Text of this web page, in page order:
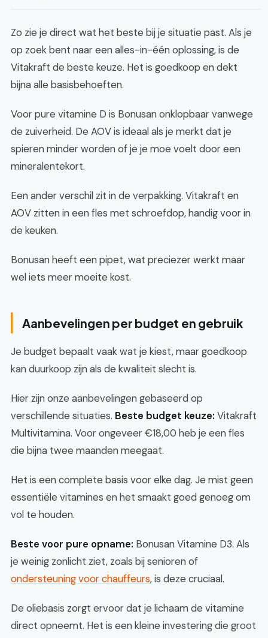
Zo zie je direct wat het beste bij je situatie past. Als je
op zoek bent naar een alles-in-één oplossing, is de
Vitakraft de beste keuze. Het is goedkoop en dekt
bijna alle basisbehoeften.
Voor pure vitamine D is Bonusan onklopbaar vanwege
de zuiverheid. De AOV is ideaal als je merkt dat je
spieren minder worden of je je moe voelt door een
mineralentekort.
Een ander verschil zit in de verpakking. Vitakraft en
AOV zitten in een fles met schroefdop, handig voor in
de keuken.
Bonusan heeft een pipet, wat preciezer werkt maar
wel iets meer moeite kost.
Aanbevelingen per budget en gebruik
Je budget bepaalt vaak wat je kiest, maar goedkoop
kan duurkoop zijn als de kwaliteit slecht is.
Hier zijn onze aanbevelingen gebaseerd op
verschillende situaties. Beste budget keuze: Vitakraft
Multivitamina. Voor ongeveer €18,00 heb je een fles
die bijna twee maanden meegaat.
Het is een complete basis voor elke dag. Je mist geen
essentiële vitamines en het smaakt goed genoeg om
vol te houden.
Beste voor pure opname: Bonusan Vitamine D3. Als
je weinig zonlicht ziet, zoals bij senioren of
ondersteuning voor chauffeurs, is deze cruciaal.
De oliebasis zorgt ervoor dat je lichaam de vitamine
direct opneemt. Het is een kleine investering die groot